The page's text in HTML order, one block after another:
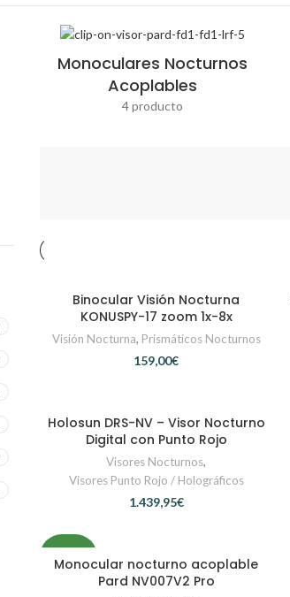
Monoculares Nocturnos
Acoplables
4 producto
AÑADIR AL CARRITO
Binocular Visión Nocturna
KONUSPY-17 zoom 1x-8x
Visión Nocturna, Prismáticos Nocturnos
€
AÑADIR AL CARRITO
Holosun DRS-NV – Visor Nocturno
Digital con Punto Rojo
Visores Nocturnos,
Visores Punto Rojo / Holográficos
€
NUEVO
SELECCIONAR OPCIONES
Monocular nocturno acoplable
Pard NV007V2 Pro